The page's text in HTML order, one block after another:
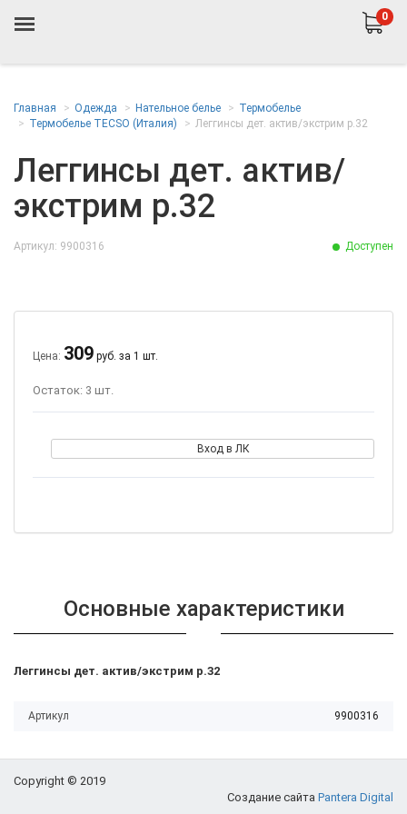
0
Главная Одежда Нательное белье
Термобелье
Термобелье TECSO (Италия)
Леггинсы дет. актив/экстрим р.32
Леггинсы дет. актив/
экстрим р.32
Артикул: 9900316 Доступен
Цена: 309 руб. за 1 шт.
Остаток: 3 шт.
Вход в ЛК
Основные характеристики
Леггинсы дет. актив/экстрим р.32
Артикул 9900316
Copyright © 2019
Создание сайта Pantera Digital